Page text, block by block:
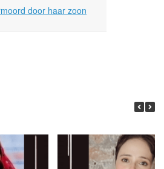
door haar zoon